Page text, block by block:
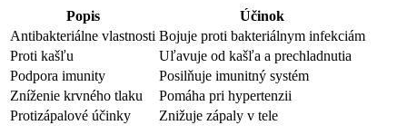
Popis
Účinok
Antibakteriálne vlastnosti Bojuje proti bakteriálnym infekciám
Proti kašľu
Uľavuje od kašľa a prechladnutia
Podpora imunity
Posilňuje imunitný systém
Zníženie krvného tlaku
Pomáha pri hypertenzii
Protizápalové účinky
Znižuje zápaly v tele